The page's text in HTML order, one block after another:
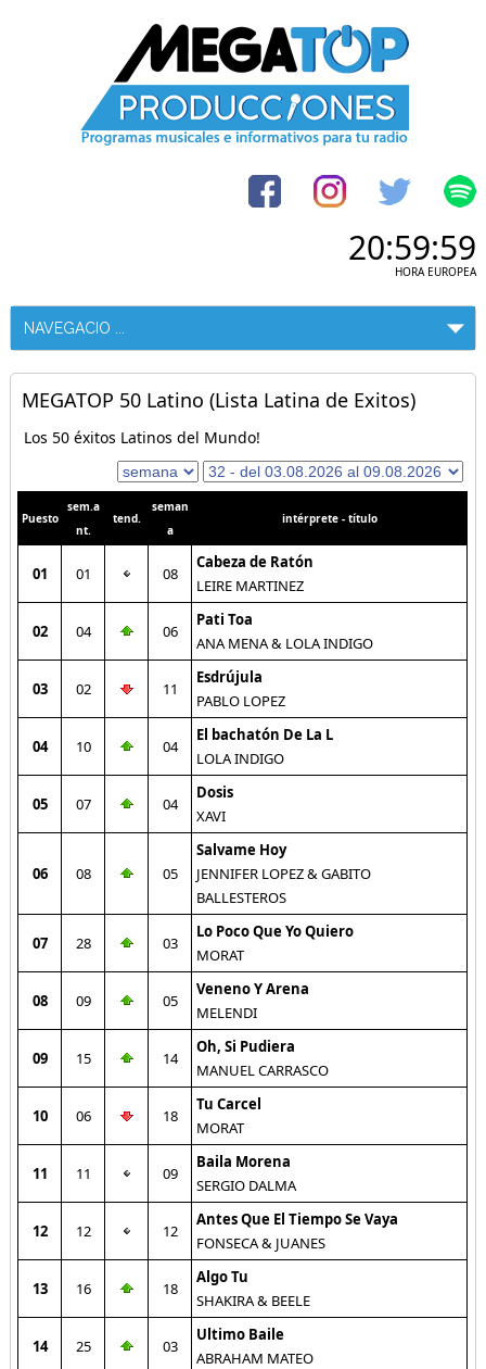
20:59:59
HORA EUROPEA
MEGATOP 50 Latino (Lista Latina de Exitos)
Los 50 éxitos Latinos del Mundo!
Puesto
sem.a
nt.
tend.
seman
a
intérprete - título
01 01 08
Cabeza de Ratón
LEIRE MARTINEZ
02 04 06
Pati Toa
ANA MENA & LOLA INDIGO
03 02 11
Esdrújula
PABLO LOPEZ
04 10 04
El bachatón De La L
LOLA INDIGO
05 07 04
Dosis
XAVI
06 08 05
Salvame Hoy
JENNIFER LOPEZ & GABITO
BALLESTEROS
07 28 03
Lo Poco Que Yo Quiero
MORAT
08 09 05
Veneno Y Arena
MELENDI
09 15 14
Oh, Si Pudiera
MANUEL CARRASCO
10 06 18
Tu Carcel
MORAT
11 11 09
Baila Morena
SERGIO DALMA
12 12 12
Antes Que El Tiempo Se Vaya
FONSECA & JUANES
13 16 18
Algo Tu
SHAKIRA & BEELE
14 25 03
Ultimo Baile
ABRAHAM MATEO